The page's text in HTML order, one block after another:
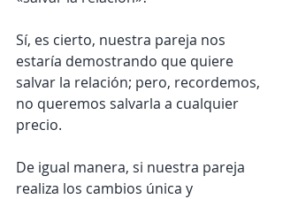
Sí, es cierto, nuestra pareja nos
estaría demostrando que quiere
salvar la relación; pero, recordemos,
no queremos salvarla a cualquier
precio.
De igual manera, si nuestra pareja
realiza los cambios única y